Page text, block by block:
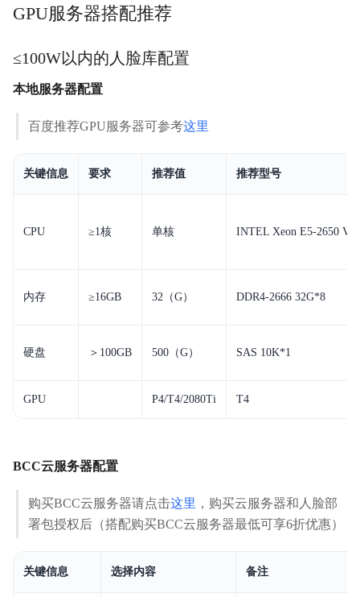
GPU服务器搭配推荐
≤100W以内的人脸库配置
本地服务器配置
百度推荐GPU服务器可参考这里
关键信息 要求 推荐值 推荐型号
CPU ≥1核 单核 INTEL Xeon E5-2650 V4
内存 ≥16GB 32（G） DDR4-2666 32G*8
硬盘 ＞100GB 500（G） SAS 10K*1
GPU P4/T4/2080Ti T4
BCC云服务器配置
购买BCC云服务器请点击这里 ，购买云服务器和人脸部
署包授权后（搭配购买BCC云服务器最低可享6折优惠）
关键信息 选择内容 备注